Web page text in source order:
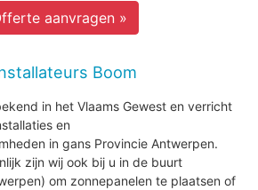
aanvragen »
Boom
in het Vlaams Gewest en verricht
en
in gans Provincie Antwerpen.
zijn wij ook bij u in de buurt
om zonnepanelen te plaatsen of